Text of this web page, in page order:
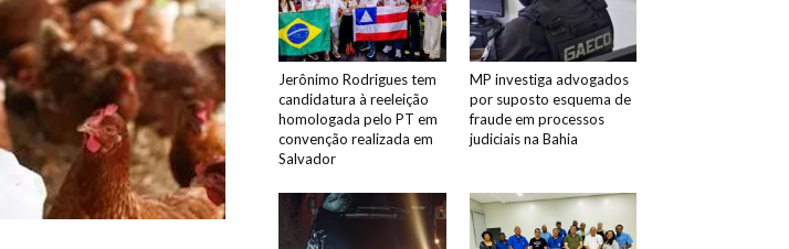
Jerônimo Rodrigues tem
candidatura à reeleição
homologada pelo PT em
convenção realizada em
Salvador
MP investiga advogados
por suposto esquema de
fraude em processos
judiciais na Bahia